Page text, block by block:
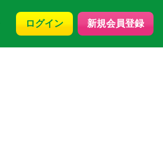
ログイン 新規会員登録